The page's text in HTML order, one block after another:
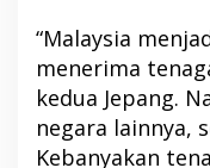
“Malaysia
menerima
kedua Jepang.
negara lainnya,
Kebanyakan